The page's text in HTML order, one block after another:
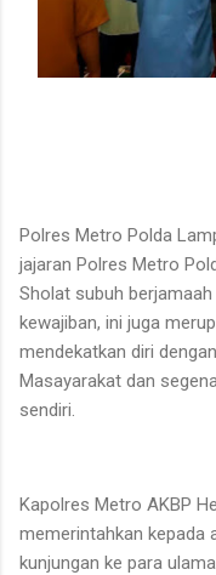
Polres Metro Polda
jajaran Polres Metro
Sholat subuh
kewajiban, ini juga
mendekatkan diri
Masayarakat dan
sendiri.
Kapolres Metro AKBP
memerintahkan kepada
kunjungan ke para